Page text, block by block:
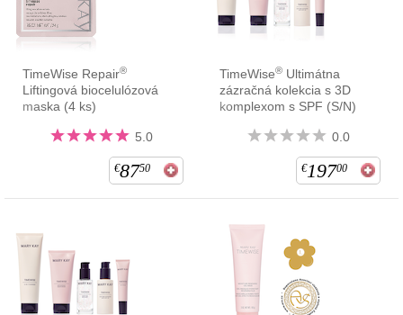
TimeWise Repair®
Liftingová biocelulózová
maska (4 ks)
5.0
€8750
TimeWise® Ultimátna
zázračná kolekcia s 3D
komplexom s SPF (S/N)
0.0
€19700